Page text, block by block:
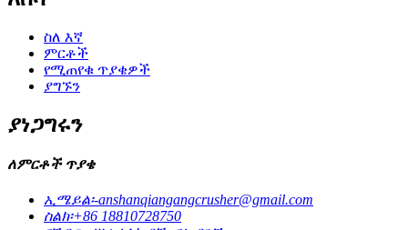
ስለ እኛ
ምርቶች
የሚጠየቁ ጥያቄዎች
ያግኙን
ያነጋግሩን
ለምርቶች ጥያቄ
ኢሜይል፡-anshanqiangangcrusher@gmail.com
ስልክ፡+86 18810728750